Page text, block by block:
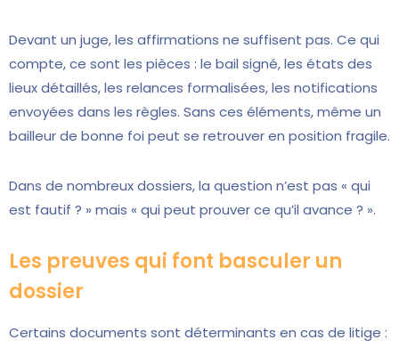
Devant un juge, les affirmations ne suffisent pas. Ce qui
compte, ce sont les pièces : le bail signé, les états des
lieux détaillés, les relances formalisées, les notifications
envoyées dans les règles. Sans ces éléments, même un
bailleur de bonne foi peut se retrouver en position fragile.
Dans de nombreux dossiers, la question n’est pas « qui
est fautif ? » mais « qui peut prouver ce qu’il avance ? ».
Les preuves qui font basculer un
dossier
Certains documents sont déterminants en cas de litige :